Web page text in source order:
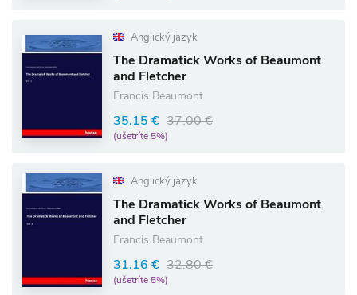
Anglický jazyk
The Dramatick Works of Beaumont
and Fletcher
Francis Beaumont
35.15 € 37.00 €
(ušetríte 5%)
Anglický jazyk
The Dramatick Works of Beaumont
and Fletcher
Francis Beaumont
31.16 € 32.80 €
(ušetríte 5%)